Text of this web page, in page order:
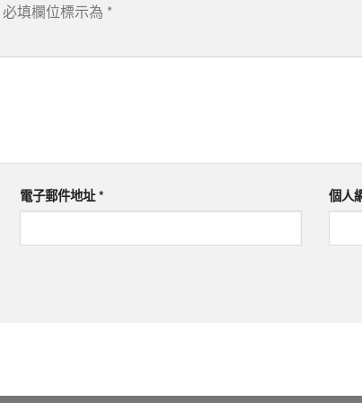
必填欄位標示為 *
電子郵件地址* 個人